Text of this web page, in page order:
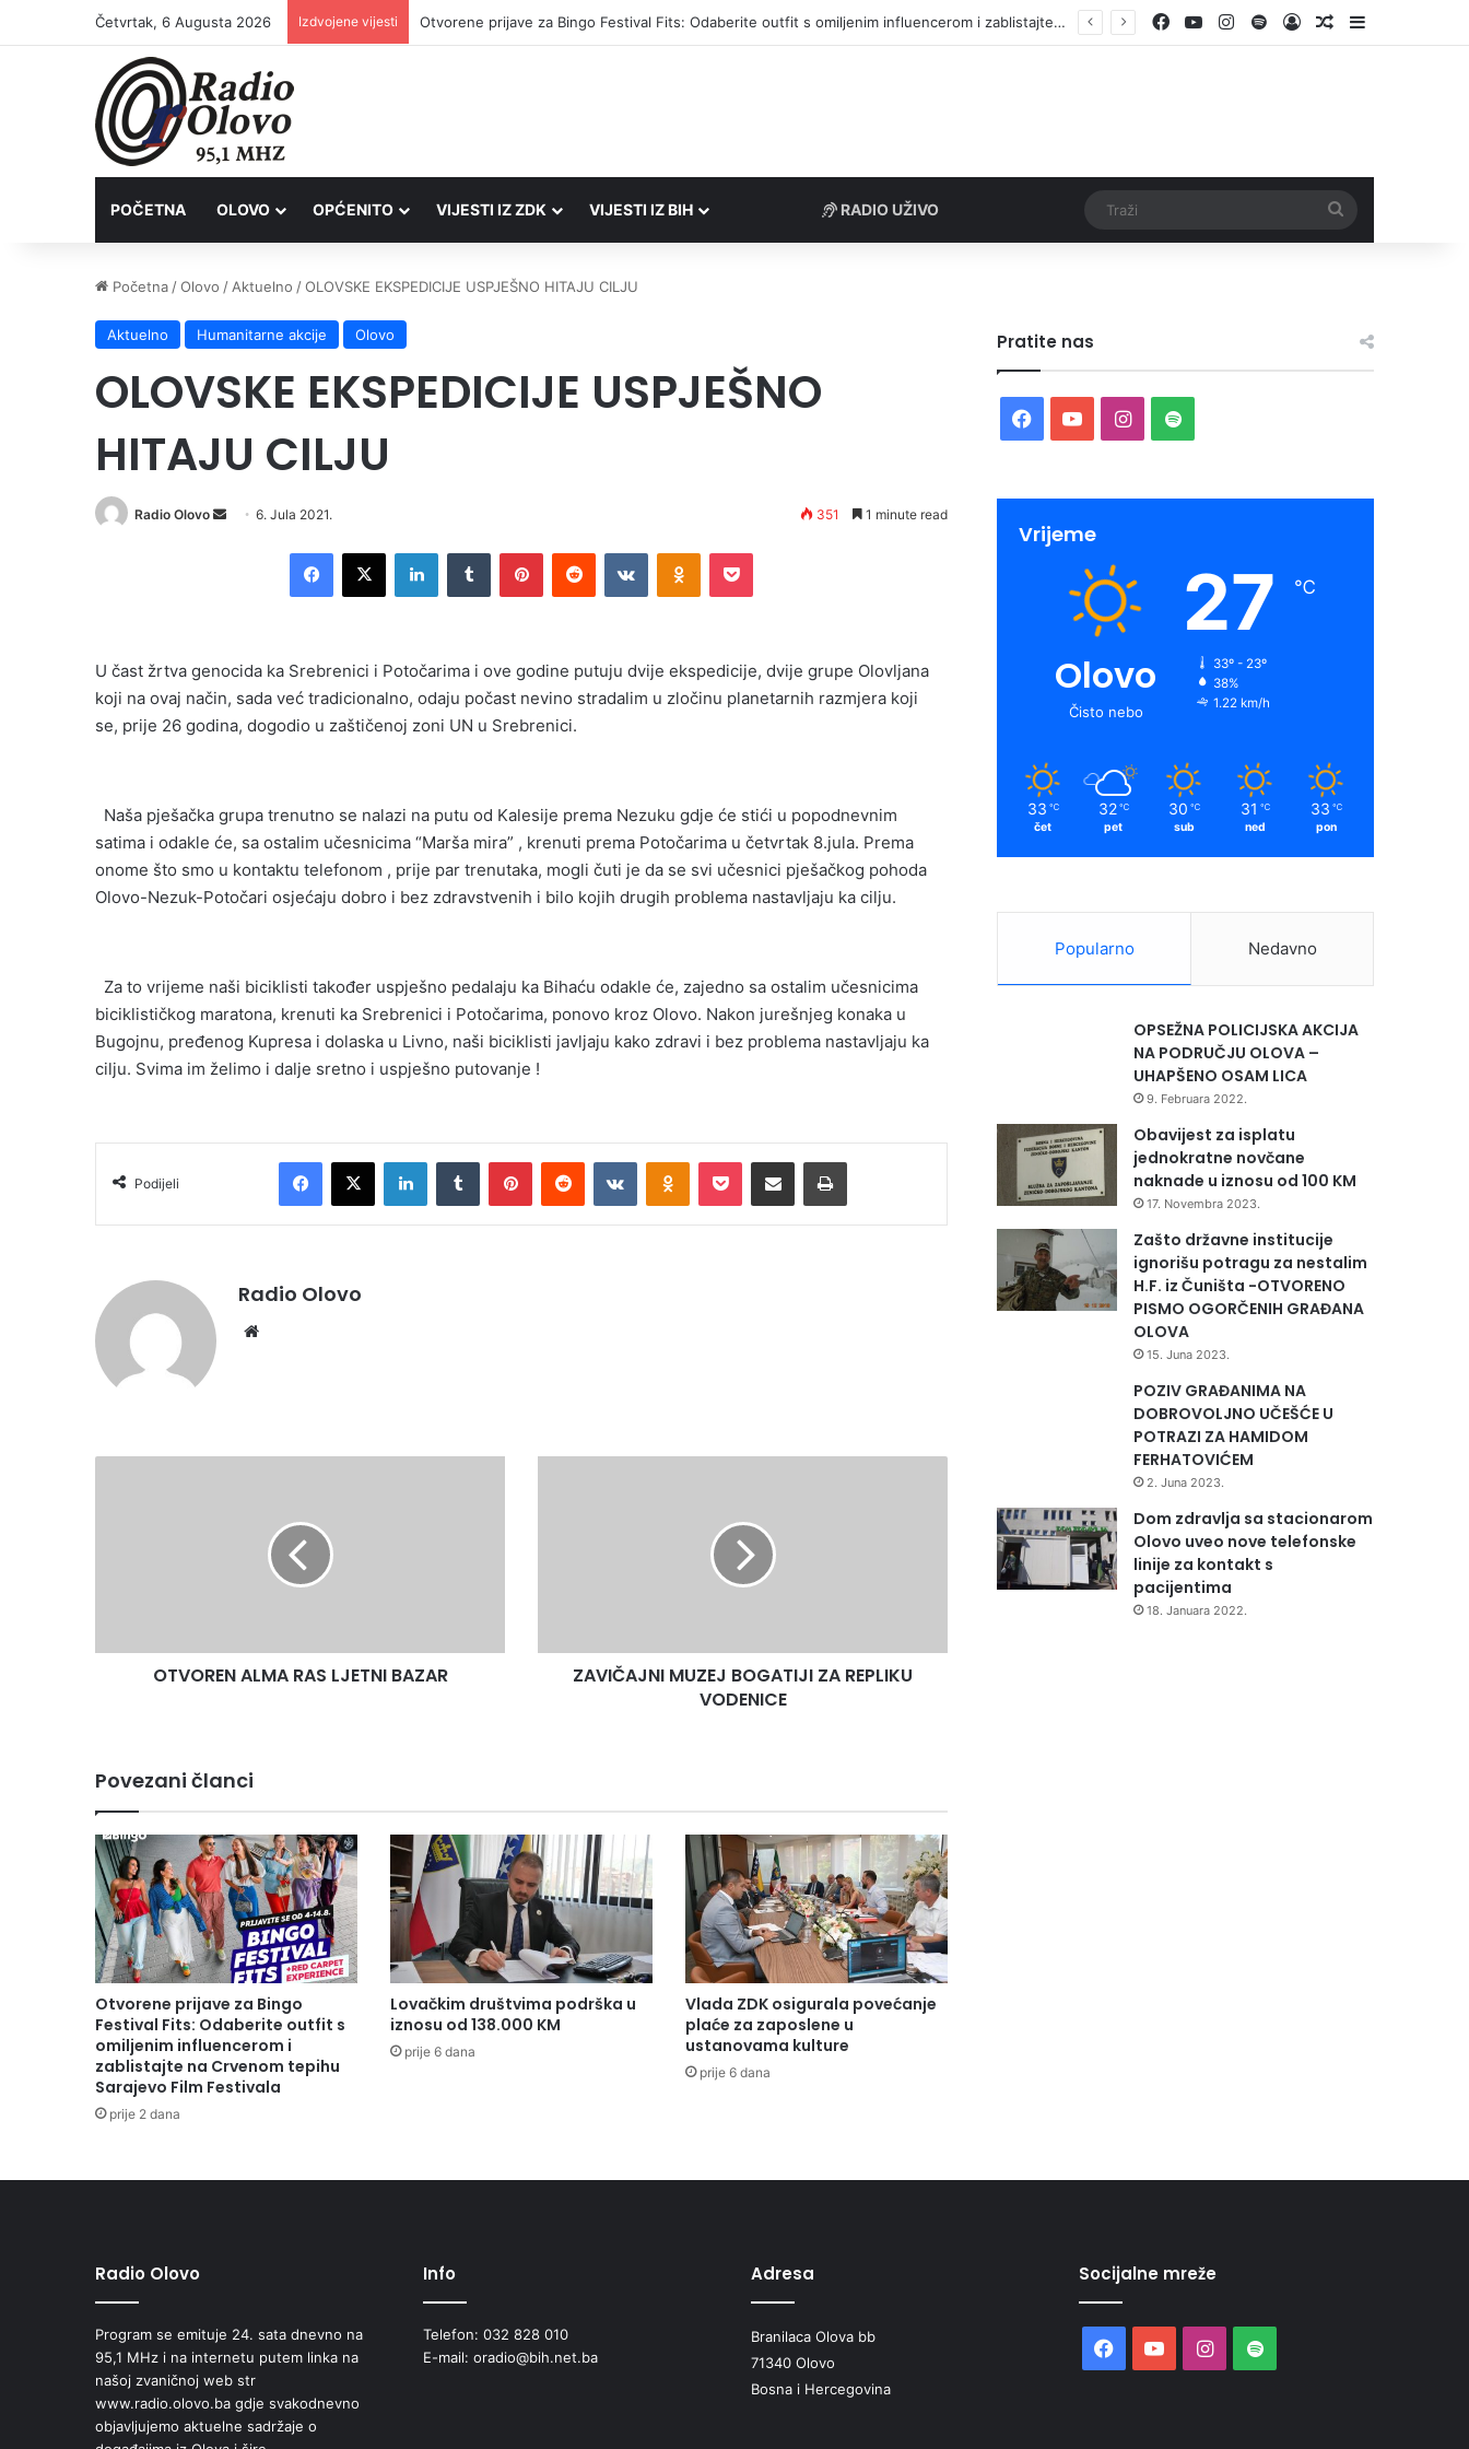
Četvrtak, 6 Augusta 2026 Izdvojene vijesti Lovačkim društvima podrška u iznosu od 138.000 KM Facebook
YouTubeInstagram
SpotifyLog InRandom Article
Sidebar
POČETNA OLOVO OPĆENITO VIJESTI IZ ZDK VIJESTI IZ BIH RADIO UŽIVO
Početna /Olovo / Aktuelno /OLOVSKE EKSPEDICIJE USPJEŠNO HITAJU CILJU
Aktuelno Humanitarne akcije Olovo
OLOVSKE EKSPEDICIJE USPJEŠNO
HITAJU CILJU
Radio Olovo
Send6. Jula 2021. 351 1 minute read
Facebook
X LinkedInTumblr PinterestReddit VKontakteOdnoklassniki
Pocket
U čast žrtva genocida ka Srebrenici i Potočarima i ove godine putuju dvije ekspedicije, dvije grupe Olovljana
koji na ovaj način, sada već tradicionalno, odaju počast nevino stradalim u zločinu planetarnih razmjera koji
se, prije 26 godina, dogodio u zaštičenoj zoni UN u Srebrenici.
Naša pješačka grupa trenutno se nalazi na putu od Kalesije prema Nezuku gdje će stići u popodnevnim
satima i odakle će, sa ostalim učesnicima “Marša mira” , krenuti prema Potočarima u četvrtak 8.jula. Prema
onome što smo u kontaktu telefonom , prije par trenutaka, mogli čuti je da se svi učesnici pješačkog pohoda
Olovo-Nezuk-Potočari osjećaju dobro i bez zdravstvenih i bilo kojih drugih problema nastavljaju ka cilju.
Za to vrijeme naši biciklisti također uspješno pedalaju ka Bihaću odakle će, zajedno sa ostalim učesnicima
biciklističkog maratona, krenuti ka Srebrenici i Potočarima, ponovo kroz Olovo. Nakon jurešnjeg konaka u
Bugojnu, pređenog Kupresa i dolaska u Livno, naši biciklisti javljaju kako zdravi i bez problema nastavljaju ka
cilju. Svima im želimo i dalje sretno i uspješno putovanje !
Podijeli
Facebook
X LinkedInTumblr PinterestReddit VKontakteOdnoklassniki
Pocket Podijeli putem Emaila Print
Radio Olovo
OTVOREN ALMA RAS LJETNI BAZAR
ZAVIČAJNI MUZEJ BOGATIJI ZA REPLIKU
VODENICE
Povezani članci
Otvorene prijave za Bingo
Festival Fits: Odaberite outfit s
omiljenim influencerom i
zablistajte na Crvenom tepihu
Sarajevo Film Festivala
prije 2 dana
Lovačkim društvima podrška u
iznosu od 138.000 KM
prije 6 dana
Vlada ZDK osigurala povećanje
plaće za zaposlene u
ustanovama kulture
prije 6 dana
Pratite nas
Facebook
YouTubeInstagram
Spotify
Vrijeme
Olovo
Čisto nebo
27 ℃
33º - 23º
38%
1.22 km/h
33 ℃
čet
32 ℃
pet
30 ℃
sub
31 ℃
ned
33 ℃
pon
Popularno Nedavno
OPSEŽNA POLICIJSKA AKCIJA
NA PODRUČJU OLOVA –
UHAPŠENO OSAM LICA
9. Februara 2022.
Obavijest za isplatu
jednokratne novčane
naknade u iznosu od 100 KM
17. Novembra 2023.
Zašto državne institucije
ignorišu potragu za nestalim
H.F. iz Čuništa -OTVORENO
PISMO OGORČENIH GRAĐANA
OLOVA
15. Juna 2023.
POZIV GRAĐANIMA NA
DOBROVOLJNO UČEŠĆE U
POTRAZI ZA HAMIDOM
FERHATOVIĆEM
2. Juna 2023.
Dom zdravlja sa stacionarom
Olovo uveo nove telefonske
linije za kontakt s
pacijentima
18. Januara 2022.
Radio Olovo
Program se emituje 24. sata dnevno na
95,1 MHz i na internetu putem linka na
našoj zvaničnoj web str
www.radio.olovo.ba gdje svakodnevno
objavljujemo aktuelne sadržaje o
Info
Telefon: 032 828 010
E-mail: oradio@bih.net.ba
Adresa
Branilaca Olova bb
71340 Olovo
Bosna i Hercegovina
Socijalne mreže
Facebook
YouTubeInstagram
Spotify